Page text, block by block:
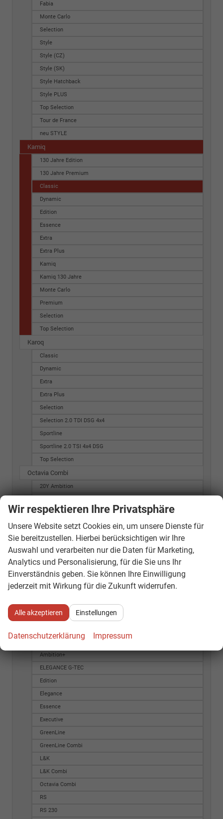
Fabia
Monte Carlo
Selection
Style
Style (CZ)
Style (SK)
Style Hatchback
Style PLUS
Top Selection
Tour de France
neu STYLE
Kamiq
130 Jahre Edition
130 Jahre Premium
Classic
Dynamic
Edition
Essence
Extra
Extra Plus
Kamiq
Kamiq 130 Jahre
Monte Carlo
Premium
Selection
Top Selection
Karoq
Classic
Dynamic
Extra
Extra Plus
Selection
Selection 2.0 TDI DSG 4x4
Sportline
Sportline 2.0 TSI 4x4 DSG
Top Selection
Octavia Combi
20Y Ambition
ACTIVE G-TEC
AMBITION G-TEC
Active
Active Combi
Ambition
Ambition (MJ 2015)
Ambition (MJ 2016)
Ambition 2.0 TDI
Ambition Combi
Ambition+
ELEGANCE G-TEC
Edition
Elegance
Essence
Executive
GreenLine
GreenLine Combi
L&K
L&K Combi
Octavia Combi
RS
RS 230
Wir respektieren Ihre Privatsphäre
Unsere Website setzt Cookies ein, um unsere Dienste für
Sie bereitzustellen. Hierbei berücksichtigen wir Ihre
Auswahl und verarbeiten nur die Daten für Marketing,
Analytics und Personalisierung, für die Sie uns Ihr
Einverständnis geben. Sie können Ihre Einwilligung
jederzeit mit Wirkung für die Zukunft widerrufen.
Alle akzeptieren Einstellungen
Datenschutzerklärung Impressum